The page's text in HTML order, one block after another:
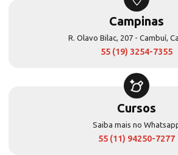
Campinas
R. Olavo Bilac, 207 - Cambuí,
55 (19) 3254-7355
Cursos
Saiba mais no
55 (11) 94250-7277